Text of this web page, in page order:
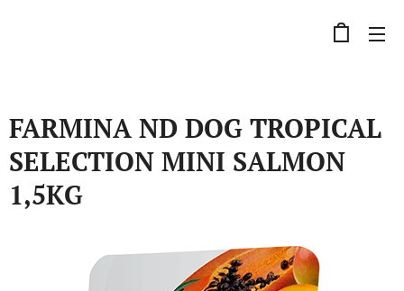
FARMINA ND DOG TROPICAL
SELECTION MINI SALMON
1,5KG